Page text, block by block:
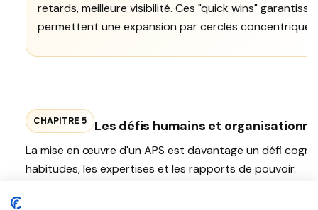
retards, meilleure visibilité. Ces "quick wins"
permettent une expansion par cercles concentriques.
CHAPITRE 5 Les défis humains et
La mise en œuvre d'un APS est davantage un défi
habitudes, les expertises et les rapports de pouvoir.